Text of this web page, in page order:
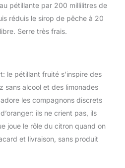
pétillante par 200 millilitres de
réduis le sirop de pêche à 20
Serre très frais.
le pétillant fruité s’inspire des
sans alcool et des limonades
les compagnons discrets
ils ne crient pas, ils
joue le rôle du citron quand on
et livraison, sans produit